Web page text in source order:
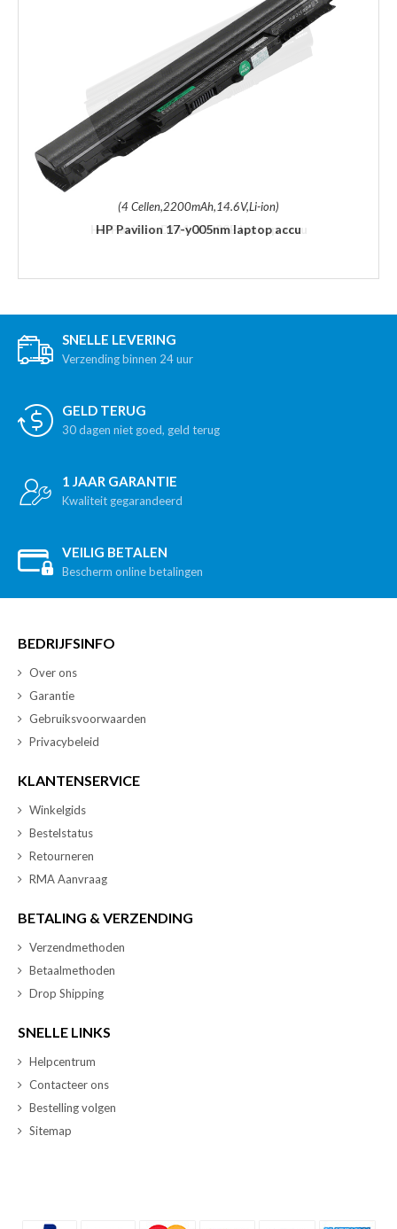
(4 Cellen,2200mAh,14.6V,Li-ion)
HP Pavilion 17-y005nm laptop accu
SNELLE LEVERING
Verzending binnen 24 uur
GELD TERUG
30 dagen niet goed, geld terug
1 JAAR GARANTIE
Kwaliteit gegarandeerd
VEILIG BETALEN
Bescherm online betalingen
BEDRIJFSINFO
Over ons
Garantie
Gebruiksvoorwaarden
Privacybeleid
KLANTENSERVICE
Winkelgids
Bestelstatus
Retourneren
RMA Aanvraag
BETALING & VERZENDING
Verzendmethoden
Betaalmethoden
Drop Shipping
SNELLE LINKS
Helpcentrum
Contacteer ons
Bestelling volgen
Sitemap